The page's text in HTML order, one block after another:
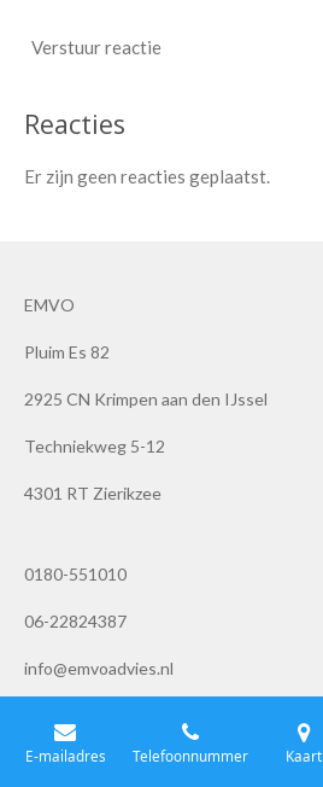
Verstuur reactie
Reacties
Er zijn geen reacties geplaatst.
EMVO
Pluim Es 82
2925 CN Krimpen aan den IJssel
Techniekweg 5-12
4301 RT Zierikzee
0180-551010
06-22824387
info@emvoadvies.nl
Kamer van Koophandel: 24157617
E-mailadres Telefoonnummer Kaart